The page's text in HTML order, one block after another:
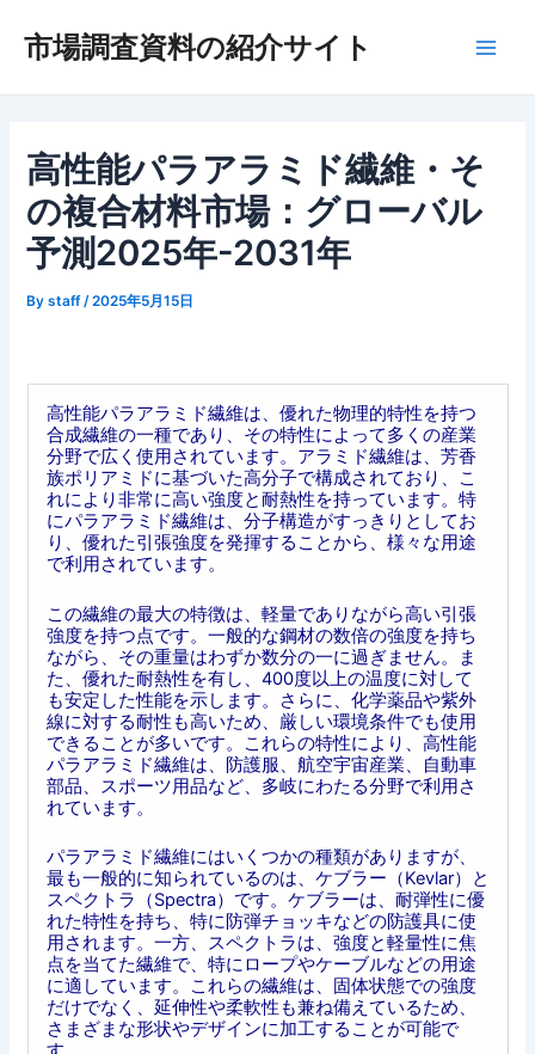
市場調査資料の紹介サイト
高性能パラアラミド繊維・そ
の複合材料市場：グローバル
予測2025年-2031年
Bystaff /2025年5月15日
高性能パラアラミド繊維は、優れた物理的特性を持つ
合成繊維の一種であり、その特性によって多くの産業
分野で広く使用されています。アラミド繊維は、芳香
族ポリアミドに基づいた高分子で構成されており、こ
れにより非常に高い強度と耐熱性を持っています。特
にパラアラミド繊維は、分子構造がすっきりとしてお
り、優れた引張強度を発揮することから、様々な用途
で利用されています。
この繊維の最大の特徴は、軽量でありながら高い引張
強度を持つ点です。一般的な鋼材の数倍の強度を持ち
ながら、その重量はわずか数分の一に過ぎません。ま
た、優れた耐熱性を有し、400度以上の温度に対して
も安定した性能を示します。さらに、化学薬品や紫外
線に対する耐性も高いため、厳しい環境条件でも使用
できることが多いです。これらの特性により、高性能
パラアラミド繊維は、防護服、航空宇宙産業、自動車
部品、スポーツ用品など、多岐にわたる分野で利用さ
れています。
パラアラミド繊維にはいくつかの種類がありますが、
最も一般的に知られているのは、ケブラー（Kevlar）と
スペクトラ（Spectra）です。ケブラーは、耐弾性に優
れた特性を持ち、特に防弾チョッキなどの防護具に使
用されます。一方、スペクトラは、強度と軽量性に焦
点を当てた繊維で、特にロープやケーブルなどの用途
に適しています。これらの繊維は、固体状態での強度
だけでなく、延伸性や柔軟性も兼ね備えているため、
さまざまな形状やデザインに加工することが可能で